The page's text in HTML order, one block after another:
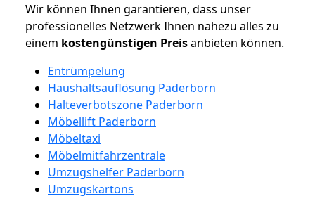
Wir können Ihnen garantieren, dass unser
professionelles Netzwerk Ihnen nahezu alles zu
einem kostengünstigen Preisanbieten können.
Entrümpelung
Haushaltsauflösung Paderborn
Halteverbotszone Paderborn
Möbellift Paderborn
Möbeltaxi
Möbelmitfahrzentrale
Umzugshelfer Paderborn
Umzugskartons